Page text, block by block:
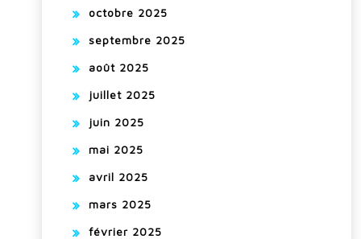
octobre 2025
septembre 2025
août 2025
juillet 2025
juin 2025
mai 2025
avril 2025
mars 2025
février 2025